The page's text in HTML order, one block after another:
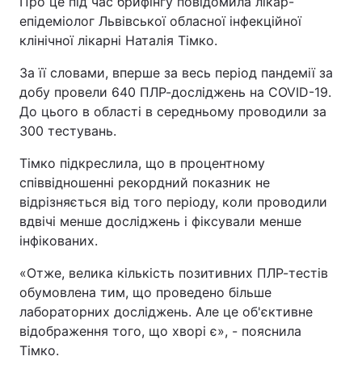
епідеміолог Львівської обласної інфекційної
клінічної лікарні Наталія Тімко.
За її словами, вперше за весь період пандемії за
добу провели 640 ПЛР-досліджень на COVID-19.
До цього в області в середньому проводили за
300 тестувань.
Тімко підкреслила, що в процентному
співвідношенні рекордний показник не
відрізняється від того періоду, коли проводили
вдвічі менше досліджень і фіксували менше
інфікованих.
«Отже, велика кількість позитивних ПЛР-тестів
обумовлена тим, що проведено більше
лабораторних досліджень. Але це об'єктивне
відображення того, що хворі є», - пояснила
Тімко.